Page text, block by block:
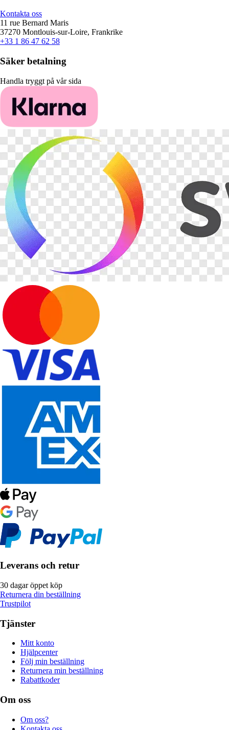
Kontakta oss
11 rue Bernard Maris
37270 Montlouis-sur-Loire, Frankrike
+33 1 86 47 62 58
Säker betalning
Handla tryggt på vår sida
Leverans och retur
30 dagar öppet köp
Returnera din beställning
Trustpilot
Tjänster
Mitt konto
Hjälpcenter
Följ min beställning
Returnera min beställning
Rabattkoder
Om oss
Om oss?